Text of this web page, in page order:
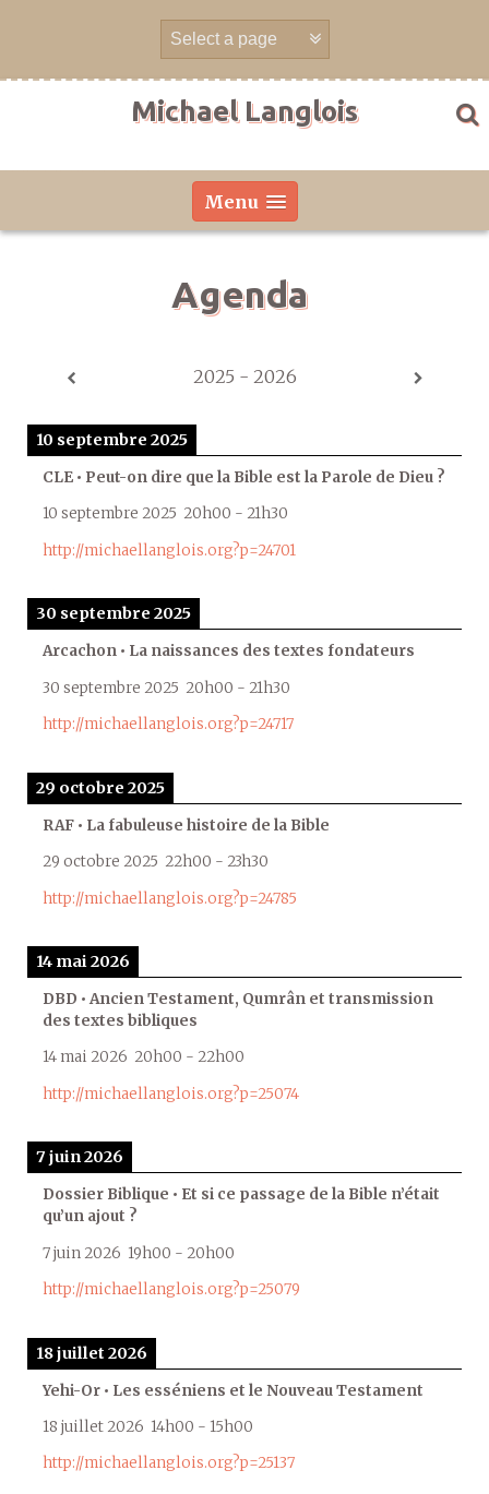
Michael Langlois
Menu
Agenda
2025 - 2026
10 septembre 2025
CLE • Peut-on dire que la Bible est la Parole de Dieu ?
10 septembre 2025 20h00 - 21h30
http://michaellanglois.org?p=24701
30 septembre 2025
Arcachon • La naissances des textes fondateurs
30 septembre 2025 20h00 - 21h30
http://michaellanglois.org?p=24717
29 octobre 2025
RAF • La fabuleuse histoire de la Bible
29 octobre 2025 22h00 - 23h30
http://michaellanglois.org?p=24785
14 mai 2026
DBD • Ancien Testament, Qumrân et transmission
des textes bibliques
14 mai 2026 20h00 - 22h00
http://michaellanglois.org?p=25074
7 juin 2026
Dossier Biblique • Et si ce passage de la Bible n’était
qu’un ajout ?
7 juin 2026 19h00 - 20h00
http://michaellanglois.org?p=25079
18 juillet 2026
Yehi-Or • Les esséniens et le Nouveau Testament
18 juillet 2026 14h00 - 15h00
http://michaellanglois.org?p=25137